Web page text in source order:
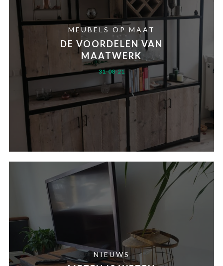
MEUBELS OP MAAT
DE VOORDELEN VAN
MAATWERK
31-08-21
NIEUWS